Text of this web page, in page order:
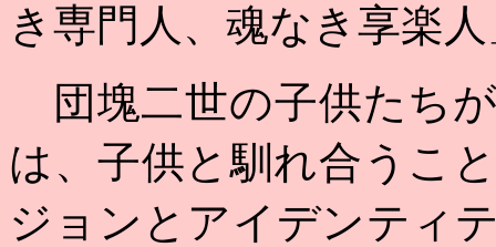
き専門人、魂なき享楽
団塊二世の子供たち
は、子供と馴れ合うこ
ジョンとアイデンティ